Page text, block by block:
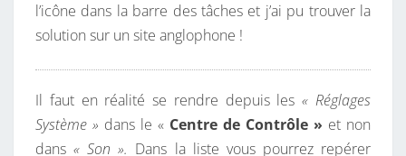
l’icône dans la barre des tâches et j’ai pu trouver la
solution sur un site anglophone !
Il faut en réalité se rendre depuis les« Réglages
Système » dans le « Centre de Contrôle » et non
dans« Son ». Dans la liste vous pourrez repérer